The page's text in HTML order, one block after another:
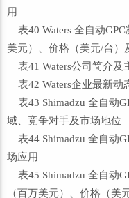
用
表40 Waters 全自动
美元）、价格（美元/台）
表41 Waters公司简介及
表42 Waters企业最新动
表43 Shimadzu 全自动
域、竞争对手及市场地位
表44 Shimadzu 全自动
场应用
表45 Shimadzu 全自动
（百万美元）、价格（美